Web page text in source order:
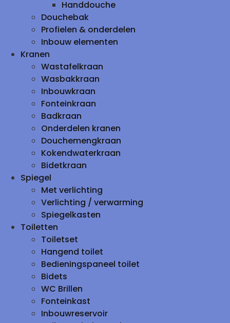
Handdouche
Douchebak
Profielen & onderdelen
Inbouw elementen
Kranen
Wastafelkraan
Wasbakkraan
Inbouwkraan
Fonteinkraan
Badkraan
Onderdelen kranen
Douchemengkraan
Kokendwaterkraan
Bidetkraan
Spiegel
Met verlichting
Verlichting / verwarming
Spiegelkasten
Toiletten
Toiletset
Hangend toilet
Bedieningspaneel toilet
Bidets
WC Brillen
Fonteinkast
Inbouwreservoir